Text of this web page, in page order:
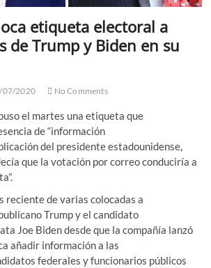
etiqueta electoral a
de Trump y Biden en su
07/2020 No Comments
el martes una etiqueta que
de “información
del presidente estadounidense,
que la votación por correo conduciría a
reciente de varias colocadas a
Trump y el candidato
Joe Biden desde que la compañía lanzó
añadir información a las
federales y funcionarios públicos